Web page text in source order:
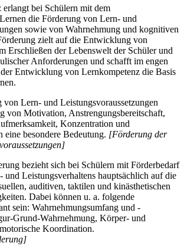
erlangt bei Schülern mit dem
die Förderung von Lern- und
sowie von Wahrnehmung und kognitiven
zielt auf die Entwicklung von
Erschließen der Lebenswelt der Schüler und
Anforderungen und schafft im engen
Entwicklung von Lernkompetenz die Basis
Lern- und Leistungsvoraussetzungen
von Motivation, Anstrengungsbereitschaft,
Konzentration und
eine besondere Bedeutung. [Förderung der
bezieht sich bei Schülern mit Förderbedarf
und Leistungsverhaltens hauptsächlich auf die
auditiven, taktilen und kinästhetischen
Dabei können u. a. folgende
sein: Wahrnehmungsumfang und -
Grund-Wahrnehmung, Körper- und
Koordination.